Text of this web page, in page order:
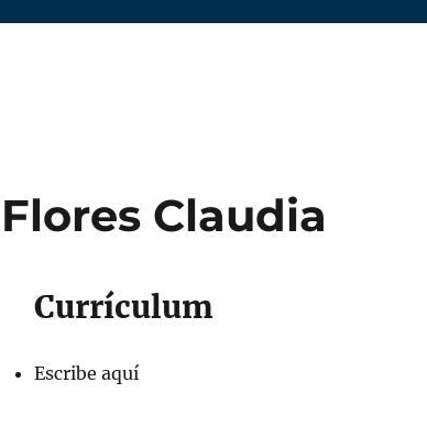
Flores Claudia
Currículum
Escribe aquí